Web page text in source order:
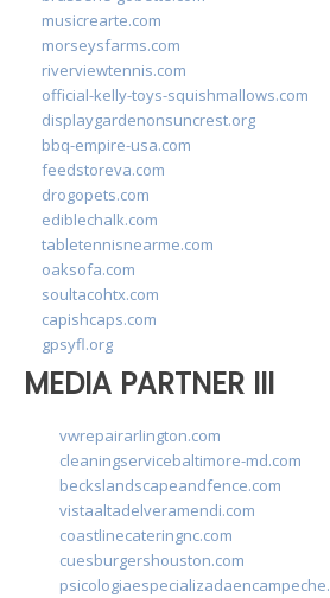
musicrearte.com
morseysfarms.com
riverviewtennis.com
official-kelly-toys-squishmallows.com
displaygardenonsuncrest.org
bbq-empire-usa.com
feedstoreva.com
drogopets.com
ediblechalk.com
tabletennisnearme.com
oaksofa.com
soultacohtx.com
capishcaps.com
gpsyfl.org
MEDIA PARTNER III
vwrepairarlington.com
cleaningservicebaltimore-md.com
beckslandscapeandfence.com
vistaaltadelveramendi.com
coastlinecateringnc.com
cuesburgershouston.com